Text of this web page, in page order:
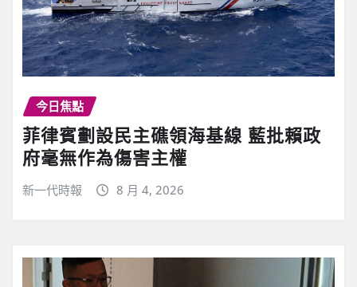
今日焦點
菲律賓劃設民主礁領海基線 藍批賴政
府毫無作為傷害主權
新一代時報 8 月 4, 2026